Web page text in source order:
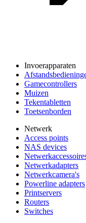
Invoerapparaten
Gamecontrollers
Muizen
Tekentabletten
Toetsenborden
Netwerk
Access points
NAS devices
Netwerkadapters
Netwerkcamera's
Powerline adapters
Printservers
Routers
Switches